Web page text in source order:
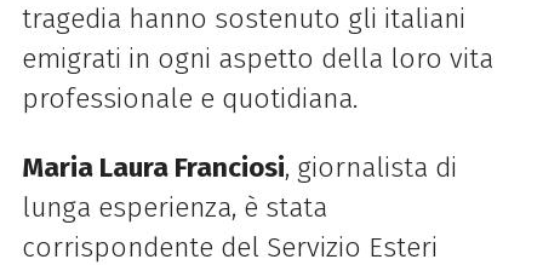
tragedia hanno sostenuto gli italiani
emigrati in ogni aspetto della loro vita
professionale e quotidiana.
Maria Laura Franciosi, giornalista di
lunga esperienza, è stata
corrispondente del Servizio Esteri